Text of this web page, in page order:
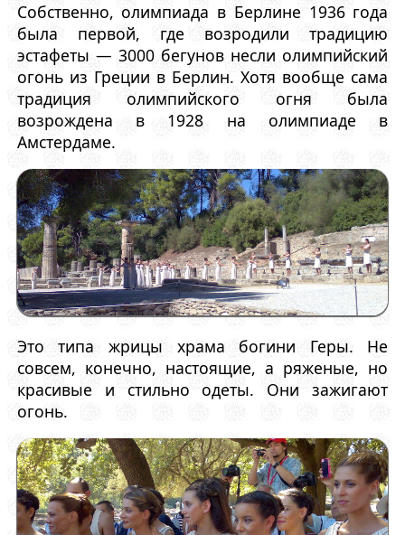
Собственно, олимпиада в Берлине 1936 года
была первой, где возродили традицию
эстафеты — 3000 бегунов несли олимпийский
огонь из Греции в Берлин. Хотя вообще сама
традиция олимпийского огня была
возрождена в 1928 на олимпиаде в
Амстердаме.
Это типа жрицы храма богини Геры. Не
совсем, конечно, настоящие, а ряженые, но
красивые и стильно одеты. Они зажигают
огонь.